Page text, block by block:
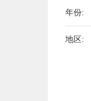
年份:
地区: